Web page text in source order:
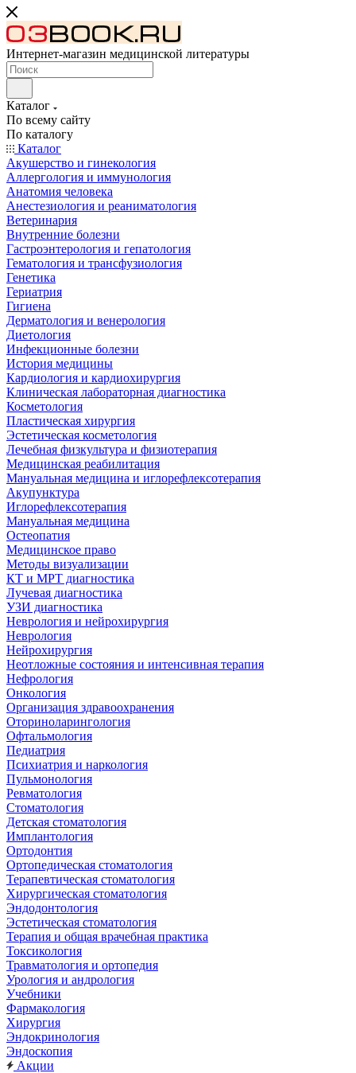
Интернет-магазин медицинской литературы
Каталог
По всему сайту
По каталогу
Каталог
Акушерство и гинекология
Аллергология и иммунология
Анатомия человека
Анестезиология и реаниматология
Ветеринария
Внутренние болезни
Гастроэнтерология и гепатология
Гематология и трансфузиология
Генетика
Гериатрия
Гигиена
Дерматология и венерология
Диетология
Инфекционные болезни
История медицины
Кардиология и кардиохирургия
Клиническая лабораторная диагностика
Косметология
Пластическая хирургия
Эстетическая косметология
Лечебная физкультура и физиотерапия
Медицинская реабилитация
Мануальная медицина и иглорефлексотерапия
Акупунктура
Иглорефлексотерапия
Мануальная медицина
Остеопатия
Медицинское право
Методы визуализации
КТ и МРТ диагностика
Лучевая диагностика
УЗИ диагностика
Неврология и нейрохирургия
Неврология
Нейрохирургия
Неотложные состояния и интенсивная терапия
Нефрология
Онкология
Организация здравоохранения
Оториноларингология
Офтальмология
Педиатрия
Психиатрия и наркология
Пульмонология
Ревматология
Стоматология
Детская стоматология
Имплантология
Ортодонтия
Ортопедическая стоматология
Терапевтическая стоматология
Хирургическая стоматология
Эндодонтология
Эстетическая стоматология
Терапия и общая врачебная практика
Токсикология
Травматология и ортопедия
Урология и андрология
Учебники
Фармакология
Хирургия
Эндокринология
Эндоскопия
Акции